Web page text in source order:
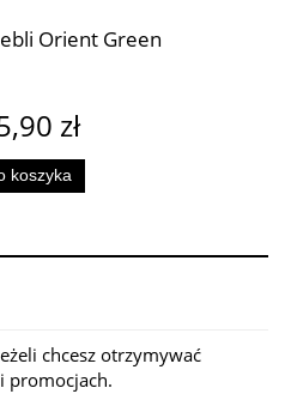
Orient Green
zł
koszyka
chcesz otrzymywać
promocjach.